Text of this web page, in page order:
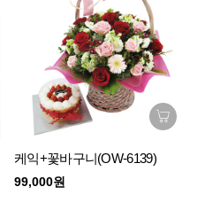
케익+꽃바구니(OW-6139)
99,000원